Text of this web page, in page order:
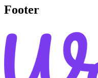
Footer